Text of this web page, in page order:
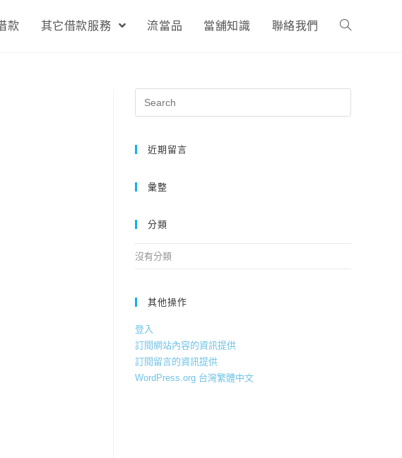
款 其它借款服務 流當品 當舖知識 聯絡我們
近期留言
彙整
分類
沒有分類
其他操作
登入
訂閱網站內容的資訊提供
訂閱留言的資訊提供
WordPress.org 台灣繁體中文